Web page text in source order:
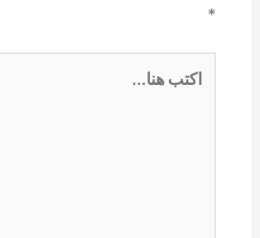
*
هنا...